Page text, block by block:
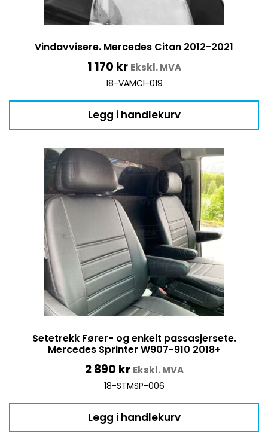
Vindavvisere. Mercedes Citan 2012-2021
1 170 kr Ekskl. MVA
18-VAMCI-019
Legg i handlekurv
Setetrekk Fører- og enkelt passasjersete.
Mercedes Sprinter W907-910 2018+
2 890 kr Ekskl. MVA
18-STMSP-006
Legg i handlekurv